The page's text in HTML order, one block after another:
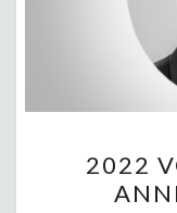
2022